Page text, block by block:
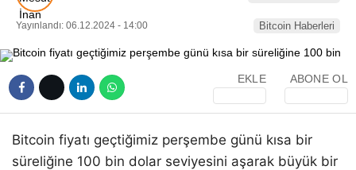
Telegram
Yayınlandı: 06.12.2024 - 14:00 Bitcoin Haberleri
EKLE ABONE OL
Bitcoin fiyatı geçtiğimiz perşembe günü kısa bir
süreliğine 100 bin dolar seviyesini aşarak büyük bir